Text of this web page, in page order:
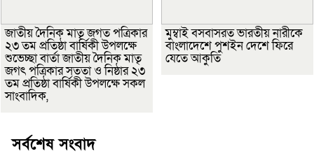
জাতীয় দৈনিক মাতৃ জগত পত্রিকার
২৩ তম প্রতিষ্ঠা বার্ষিকী উপলক্ষে
শুভেচ্ছা বার্তা জাতীয় দৈনিক মাতৃ
জগৎ পত্রিকার সততা ও নিষ্ঠার ২৩
তম প্রতিষ্ঠা বার্ষিকী উপলক্ষে সকল
সাংবাদিক,
মুম্বাই বসবাসরত ভারতীয় নারীকে
বাংলাদেশে পুশইন দেশে ফিরে
যেতে আকুতি
সর্বশেষ সংবাদ